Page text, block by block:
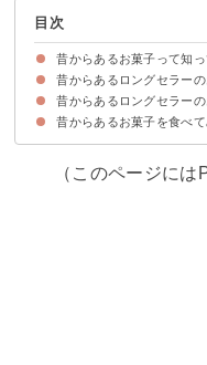
目次
昔からあるお菓子って知っ
昔からあるロングセラー
40位：マンナ（昭和5年
39位：純露（昭和46年
38位：ボンタンアメ（
37位：アスパラギンビ
36位：森永ミルクチョコ
35位：モロッコヨーグ
34位：カンロ飴（昭和
33位：都こんぶ（昭和6
32位：チョコベビー（
31位：マリービスケッ
30位：明治ミルクチョコ
29位：サッポロポテト
28位：明治アーモンドチ
27位：グリーンガム（
26位：ポップキャンデ
25位：マルカワフーセン
24位：ガーナミルクチョ
23位：クッピーラムネ
22位：源氏パイ（昭和
21位：ハイエイトチョ
昔からあるロングセラー
20位：ミルキー（昭和26
19位：ベビースターラー
18位：ホワイトロリータ
17位：アポロ（昭和43年
16位：ビスコ（昭和8年
15位：チロルチョコ（昭
14位：マーブルチョコレ
13位：かっぱえびせん（
12位：チョコボール（昭
11位：湖池屋ポテトチッ
10位：エンゼルパイ（昭
9位：グリコ（大正10年
8位：ルック（昭和37年
7位：森永ミルクキャラ
6位：サクマ式ドロップ
5位：アーモンドグリコ
4位：カルビーポテトチ
3位：ルマンド（昭和49
2位：プリッツ（昭和37
1位：ポッキー（昭和41
昔からあるお菓子を食べて
（このページには